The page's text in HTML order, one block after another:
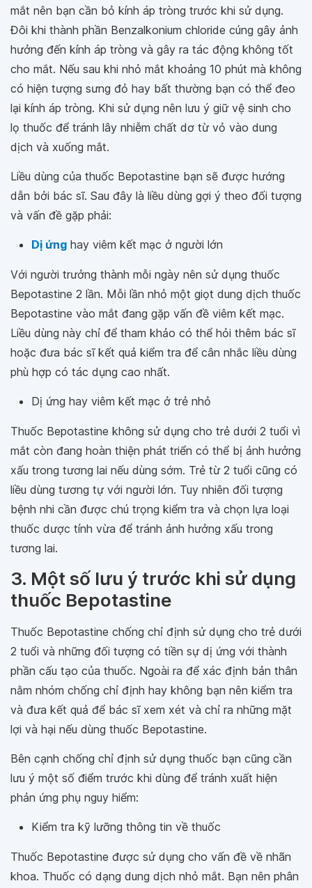
mắt nên bạn cần bỏ kính áp tròng trước khi sử dụng.
Đôi khi thành phần Benzalkonium chloride cúng gây ảnh
hưởng đến kính áp tròng và gây ra tác động không tốt
cho mắt. Nếu sau khi nhỏ mắt khoảng 10 phút mà không
có hiện tượng sưng đỏ hay bất thường bạn có thể đeo
lại kính áp tròng. Khi sử dụng nên lưu ý giữ vệ sinh cho
lọ thuốc để tránh lây nhiễm chất dơ từ vỏ vào dung
dịch và xuống mắt.
Liều dùng của thuốc Bepotastine bạn sẽ được hướng
dẫn bởi bác sĩ. Sau đây là liều dùng gợi ý theo đối tượng
và vấn đề gặp phải:
Dị ứng hay viêm kết mạc ở người lớn
Với người trưởng thành mỗi ngày nên sử dụng thuốc
Bepotastine 2 lần. Mỗi lần nhỏ một giọt dung dịch thuốc
Bepotastine vào mắt đang gặp vấn đề viêm kết mạc.
Liều dùng này chỉ để tham khảo có thể hỏi thêm bác sĩ
hoặc đưa bác sĩ kết quả kiểm tra để cân nhắc liều dùng
phù hợp có tác dụng cao nhất.
Dị ứng hay viêm kết mạc ở trẻ nhỏ
Thuốc Bepotastine không sử dụng cho trẻ dưới 2 tuổi vì
mắt còn đang hoàn thiện phát triển có thể bị ảnh hưởng
xấu trong tương lai nếu dùng sớm. Trẻ từ 2 tuổi cũng có
liều dùng tương tự với người lớn. Tuy nhiên đối tượng
bệnh nhi cần được chú trọng kiểm tra và chọn lựa loại
thuốc dược tính vừa để tránh ảnh hưởng xấu trong
tương lai.
3. Một số lưu ý trước khi sử dụng
thuốc Bepotastine
Thuốc Bepotastine chống chỉ định sử dụng cho trẻ dưới
2 tuổi và những đối tượng có tiền sự dị ứng với thành
phần cấu tạo của thuốc. Ngoài ra để xác định bản thân
nằm nhóm chống chỉ định hay không bạn nên kiểm tra
và đưa kết quả để bác sĩ xem xét và chỉ ra những mặt
lợi và hại nếu dùng thuốc Bepotastine.
Bên cạnh chống chỉ định sử dụng thuốc bạn cũng cần
lưu ý một số điểm trước khi dùng để tránh xuất hiện
phản ứng phụ nguy hiểm:
Kiểm tra kỹ lưỡng thông tin về thuốc
Thuốc Bepotastine được sử dụng cho vấn đề về nhãn
khoa. Thuốc có dạng dung dịch nhỏ mắt. Bạn nên phân